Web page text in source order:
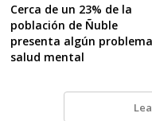
Cerca de un 23% de la
población de Ñuble
presenta algún
salud mental